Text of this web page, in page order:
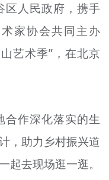
+
区人民政府，携手
家协会共同主办
艺术季”，在北京
作深化落实的生
，助力乡村振兴道
起去现场逛一逛。